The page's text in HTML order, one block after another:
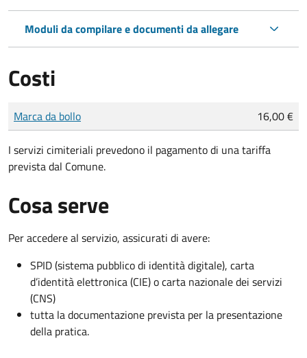
Moduli da compilare e documenti da allegare
Costi
Tipo di pagamento
Importo
Marca da bollo 16,00 €
I servizi cimiteriali prevedono il pagamento di una tariffa
prevista dal Comune.
Cosa serve
Per accedere al servizio, assicurati di avere:
SPID (sistema pubblico di identità digitale), carta
d’identità elettronica (CIE) o carta nazionale dei servizi
(CNS)
tutta la documentazione prevista per la presentazione
della pratica.